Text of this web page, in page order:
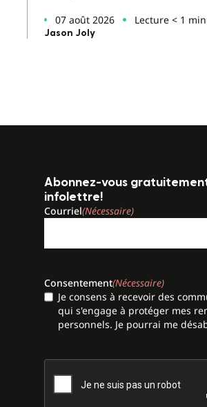
07 août 2026 Lecture < 1
Jason Joly
Abonnez-vous
infolettre!
Courriel(Nécessaire)
Consentement(Nécessaire)
Je consens à recevoir des
qui s'engage à protéger mes
personnels. Je pourrai me
CAPTCHA